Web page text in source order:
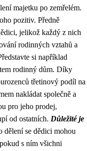
majetku po zemřelém.
pozitiv. Předně
jelikož každý z nich
rodinných vztahů a
si například
rodinný dům. Díky
třetinový podíl na
nakládat společně a
pro jeho prodej,
od ostatních. Důležité je
dělení se dědici mohou
s ním všichni